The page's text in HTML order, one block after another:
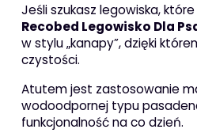
Jeśli szukasz legowiska,
Recobed Legowisko Dla
w stylu „kanapy”, dzięki
czystości.
Atutem jest zastosowanie
wodoodpornej typu
funkcjonalność na co dzień.